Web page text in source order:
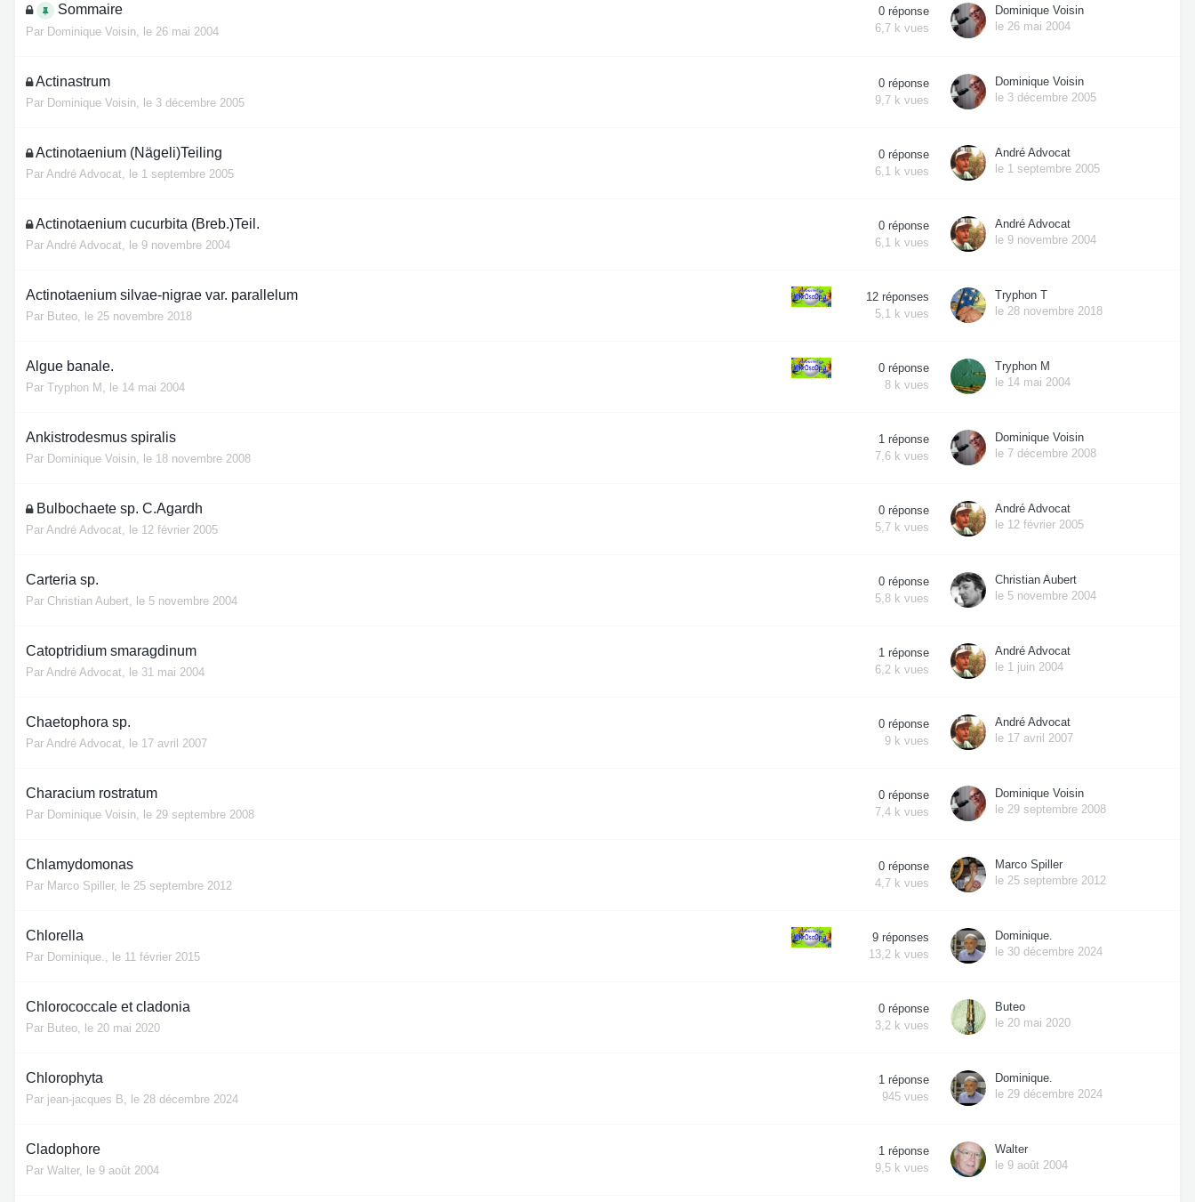
Sommaire
Par Dominique Voisin le 26 mai 2004
0 réponse
6,7 k vues
Dominique Voisin
le 26 mai 2004
Actinastrum
Par Dominique Voisin le 3 décembre 2005
0 réponse
9,7 k vues
Dominique Voisin
le 3 décembre 2005
Actinotaenium (Nägeli)Teiling
Par André Advocat le 1 septembre 2005
0 réponse
6,1 k vues
André Advocat
le 1 septembre 2005
Actinotaenium cucurbita (Breb.)Teil.
Par André Advocat le 9 novembre 2004
0 réponse
6,1 k vues
André Advocat
le 9 novembre 2004
Actinotaenium silvae-nigrae var. parallelum
Par Buteo le 25 novembre 2018
12 réponses
5,1 k vues
Tryphon T
le 28 novembre 2018
Algue banale.
Par Tryphon M le 14 mai 2004
0 réponse
8 k vues
Tryphon M
le 14 mai 2004
Ankistrodesmus spiralis
Par Dominique Voisin le 18 novembre 2008
1 réponse
7,6 k vues
Dominique Voisin
le 7 décembre 2008
Bulbochaete sp. C.Agardh
Par André Advocat le 12 février 2005
0 réponse
5,7 k vues
André Advocat
le 12 février 2005
Carteria sp.
Par Christian Aubert le 5 novembre 2004
0 réponse
5,8 k vues
Christian Aubert
le 5 novembre 2004
Catoptridium smaragdinum
Par André Advocat le 31 mai 2004
1 réponse
6,2 k vues
André Advocat
le 1 juin 2004
Chaetophora sp.
Par André Advocat le 17 avril 2007
0 réponse
9 k vues
André Advocat
le 17 avril 2007
Characium rostratum
Par Dominique Voisin le 29 septembre 2008
0 réponse
7,4 k vues
Dominique Voisin
le 29 septembre 2008
Chlamydomonas
Par Marco Spiller, le 25 septembre 2012
0 réponse
4,7 k vues
Marco Spiller
le 25 septembre 2012
Chlorella
Par Dominique. le 11 février 2015
9 réponses
13,2 k vues
Dominique.
le 30 décembre 2024
Chlorococcale et cladonia
Par Buteo le 20 mai 2020
0 réponse
3,2 k vues
Buteo
le 20 mai 2020
Chlorophyta
Par jean-jacques B le 28 décembre 2024
1 réponse
945 vues
Dominique.
le 29 décembre 2024
Cladophore
Par Walter, le 9 août 2004
1 réponse
9,5 k vues
Walter
le 9 août 2004